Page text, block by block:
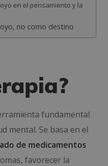
en el pensamiento y la
no como destino
fundamental
mental. Se basa en el
de medicamentos
favorecer la